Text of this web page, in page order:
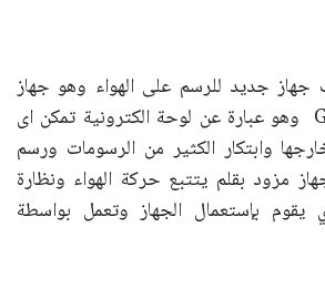
جهاز جديد للرسم على الهواء وهو جهاز
لوحي يدعى Gravity وهو عبارة عن لوحة الكترونية تمكن اى
وابتكار الكثير من الرسومات ورسم
مزود بقلم يتتبع حركة الهواء ونظارة
يقوم بإستعمال الجهاز وتعمل بواسطة